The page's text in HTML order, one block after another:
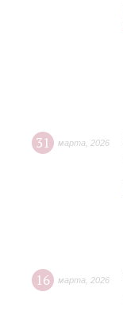
31 марта 2026
16 марта 2026